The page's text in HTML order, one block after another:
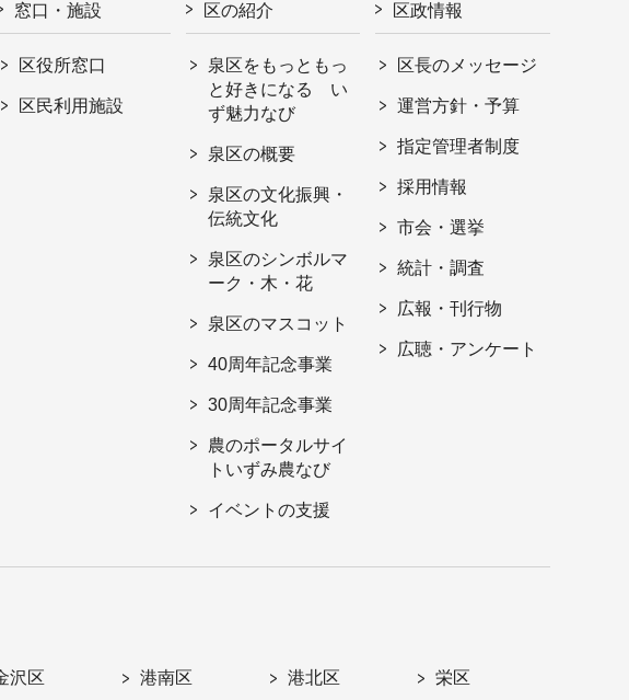
窓口・施設
区役所窓口
区民利用施設
区の紹介
泉区をもっともっ
と好きになる い
ず魅力なび
泉区の概要
泉区の文化振興・
伝統文化
泉区のシンボルマ
ーク・木・花
泉区のマスコット
40周年記念事業
30周年記念事業
農のポータルサイ
トいずみ農なび
イベントの支援
区政情報
区長のメッセージ
運営方針・予算
指定管理者制度
採用情報
市会・選挙
統計・調査
広報・刊行物
広聴・アンケート
沢区 港南区 港北区 栄区